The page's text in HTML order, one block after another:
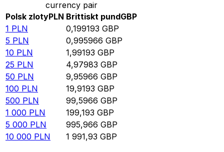
currency pair
Polsk zlotyPLN Brittiskt pundGBP
1 PLN 0,199193 GBP
5 PLN 0,995966 GBP
10 PLN 1,99193 GBP
25 PLN 4,97983 GBP
50 PLN 9,95966 GBP
100 PLN 19,9193 GBP
500 PLN 99,5966 GBP
1 000 PLN 199,193 GBP
5 000 PLN 995,966 GBP
10 000 PLN 1 991,93 GBP